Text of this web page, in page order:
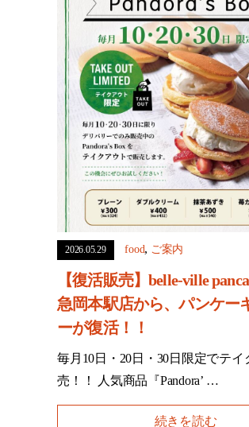
2026.05.29 food, ご案内
【復活販売】belle-ville
急岡本駅店から、パンケー
ーが復活！！
毎月10日・20日・30日限定でテイ
売！！ 人気商品『Pandora’ …
続きを読む